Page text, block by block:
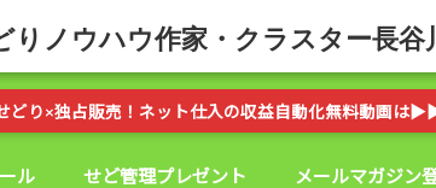
りノウハウ作家・クラスター長谷
どり×独占販売！ネット仕入の収益自動化無料動画は
ル せど管理プレゼント メールマガジン